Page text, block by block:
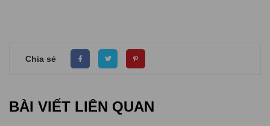
Chia sẻ
BÀI VIẾT LIÊN QUAN